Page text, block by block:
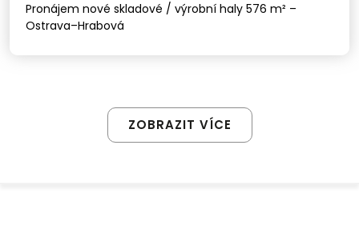
Pronájem nové skladové / výrobní haly 576 m² –
Ostrava–Hrabová
ZOBRAZIT VÍCE